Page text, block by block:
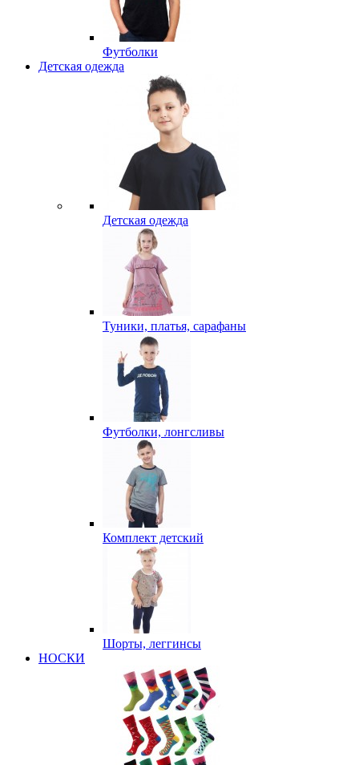
Футболки
Детская одежда
Детская одежда
Туники, платья, сарафаны
Футболки, лонгсливы
Комплект детский
Шорты, леггинсы
НОСКИ